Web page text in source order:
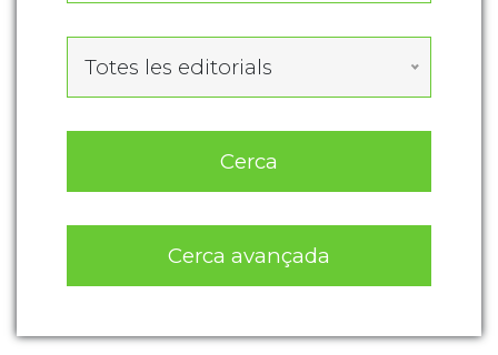
Totes les editorials
Cerca
Cerca avançada